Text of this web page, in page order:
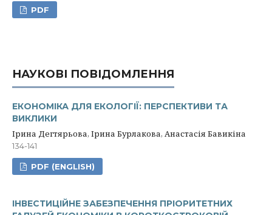
PDF
НАУКОВІ ПОВІДОМЛЕННЯ
ЕКОНОМІКА ДЛЯ ЕКОЛОГІЇ: ПЕРСПЕКТИВИ ТА
ВИКЛИКИ
Ірина Дегтярьова, Ірина Бурлакова, Анастасія Бавикіна
134-141
PDF (ENGLISH)
ІНВЕСТИЦІЙНЕ ЗАБЕЗПЕЧЕННЯ ПРІОРИТЕТНИХ